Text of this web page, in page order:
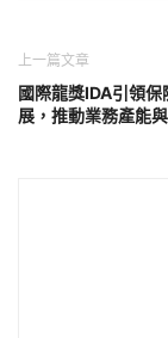
上一篇文章
國際龍獎IDA引領保
展，推動業務產能